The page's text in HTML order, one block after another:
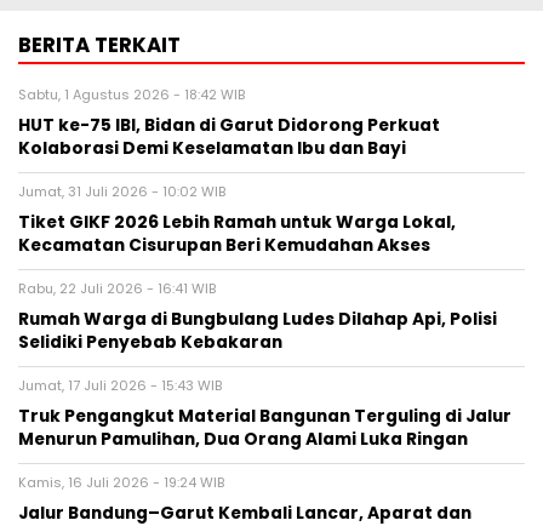
BERITA TERKAIT
Sabtu, 1 Agustus 2026 - 18:42 WIB
HUT ke-75 IBI, Bidan di Garut Didorong Perkuat
Kolaborasi Demi Keselamatan Ibu dan Bayi
Jumat, 31 Juli 2026 - 10:02 WIB
Tiket GIKF 2026 Lebih Ramah untuk Warga Lokal,
Kecamatan Cisurupan Beri Kemudahan Akses
Rabu, 22 Juli 2026 - 16:41 WIB
Rumah Warga di Bungbulang Ludes Dilahap Api, Polisi
Selidiki Penyebab Kebakaran
Jumat, 17 Juli 2026 - 15:43 WIB
Truk Pengangkut Material Bangunan Terguling di Jalur
Menurun Pamulihan, Dua Orang Alami Luka Ringan
Kamis, 16 Juli 2026 - 19:24 WIB
Jalur Bandung–Garut Kembali Lancar, Aparat dan